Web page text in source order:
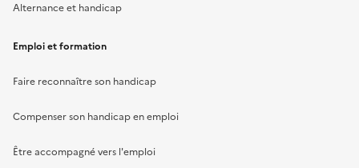
Alternance et handicap
Emploi et formation
Faire reconnaître son handicap
Compenser son handicap en emploi
Être accompagné vers l'emploi